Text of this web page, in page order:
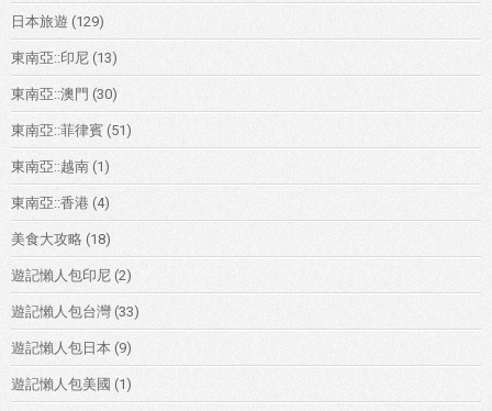
日本旅遊 (129)
東南亞::印尼 (13)
東南亞::澳門 (30)
東南亞::菲律賓 (51)
東南亞::越南 (1)
東南亞::香港 (4)
美食大攻略 (18)
遊記懶人包印尼 (2)
遊記懶人包台灣 (33)
遊記懶人包日本 (9)
遊記懶人包美國 (1)